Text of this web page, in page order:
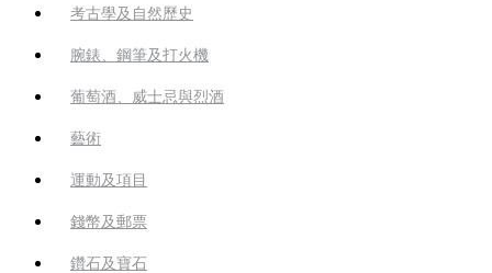
考古學及自然歷史
腕錶、鋼筆及打火機
葡萄酒、威士忌與烈酒
藝術
運動及項目
錢幣及郵票
鑽石及寶石